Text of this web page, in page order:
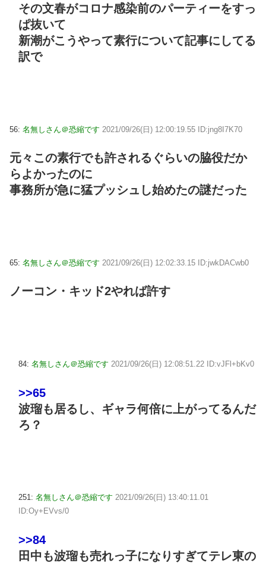
その文春がコロナ感染前のパーティーをすっ
ぱ抜いて
新潮がこうやって素行について記事にしてる
訳で
56: 名無しさん＠恐縮です 2021/09/26(日) 12:00:19.55 ID:jng8I7K70
元々この素行でも許されるぐらいの脇役だか
らよかったのに
事務所が急に猛プッシュし始めたの謎だった
65: 名無しさん＠恐縮です 2021/09/26(日) 12:02:33.15 ID:jwkDACwb0
ノーコン・キッド2やれば許す
84: 名無しさん＠恐縮です 2021/09/26(日) 12:08:51.22 ID:vJFl+bKv0
>>65
波瑠も居るし、ギャラ何倍に上がってるんだ
ろ？
251: 名無しさん＠恐縮です 2021/09/26(日) 13:40:11.01
ID:Oy+EVvs/0
>>84
田中も波瑠も売れっ子になりすぎてテレ東の